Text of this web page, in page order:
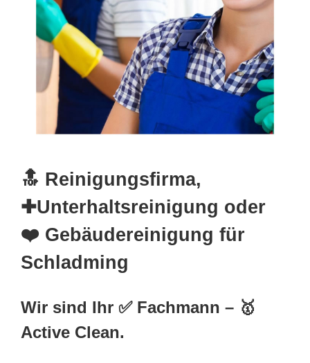
🔝 Reinigungsfirma,
✚Unterhaltsreinigung oder
❤️ Gebäudereinigung für
Schladming
Wir sind Ihr ✅ Fachmann – 🥇
Active Clean.